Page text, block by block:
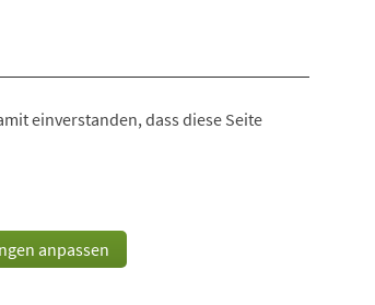
einverstanden, dass diese Seite
anpassen